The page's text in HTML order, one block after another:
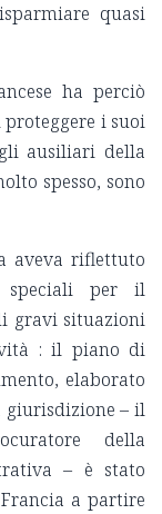
quasi
ha perciò
i suoi
ausiliari della
spesso, sono
aveva riflettuto
speciali per il
gravi situazioni
: il piano di
elaborato
– il
della
– è stato
a partire